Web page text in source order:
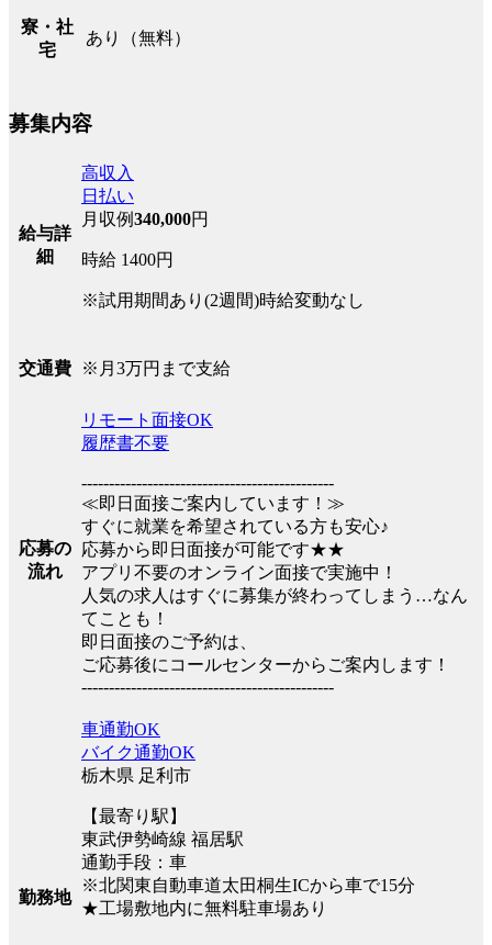
寮・社
宅
あり（無料）
募集内容
給与詳
細
高収入
日払い
月収例340,000円
時給 1400円
※試用期間あり(2週間)時給変動なし
交通費 ※月3万円まで支給
応募の
流れ
リモート面接OK
履歴書不要
----------------------------------------------
≪即日面接ご案内しています！≫
すぐに就業を希望されている方も安心♪
応募から即日面接が可能です★★
アプリ不要のオンライン面接で実施中！
人気の求人はすぐに募集が終わってしまう…なん
てことも！
即日面接のご予約は、
ご応募後にコールセンターからご案内します！
----------------------------------------------
勤務地
車通勤OK
バイク通勤OK
栃木県 足利市
【最寄り駅】
東武伊勢崎線 福居駅
通勤手段：車
※北関東自動車道太田桐生ICから車で15分
★工場敷地内に無料駐車場あり